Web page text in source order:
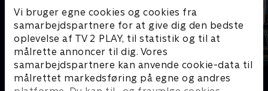
Vi bruger egne cookies og cookies fra
samarbejdspartnere for at give dig den bedste
oplevelse af TV 2 PLAY, til statistik og til at
målrette annoncer til dig. Vores
samarbejdspartnere kan anvende cookie-data til
målrettet markedsføring på egne og andres
Sport Fokus PLAYER